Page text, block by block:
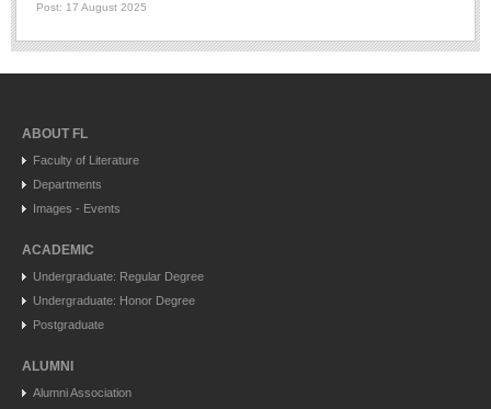
Post: 17 August 2025
ABOUT FL
Faculty of Literature
Departments
Images - Events
ACADEMIC
Undergraduate: Regular Degree
Undergraduate: Honor Degree
Postgraduate
ALUMNI
Alumni Association